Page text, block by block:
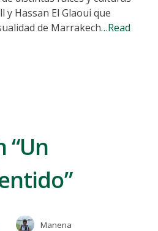
y Hassan El Glaoui que
de Marrakech…Read
“Un
Manena